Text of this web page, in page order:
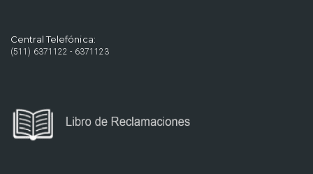
Central Telefónica:
(511) 6371122 - 6371123